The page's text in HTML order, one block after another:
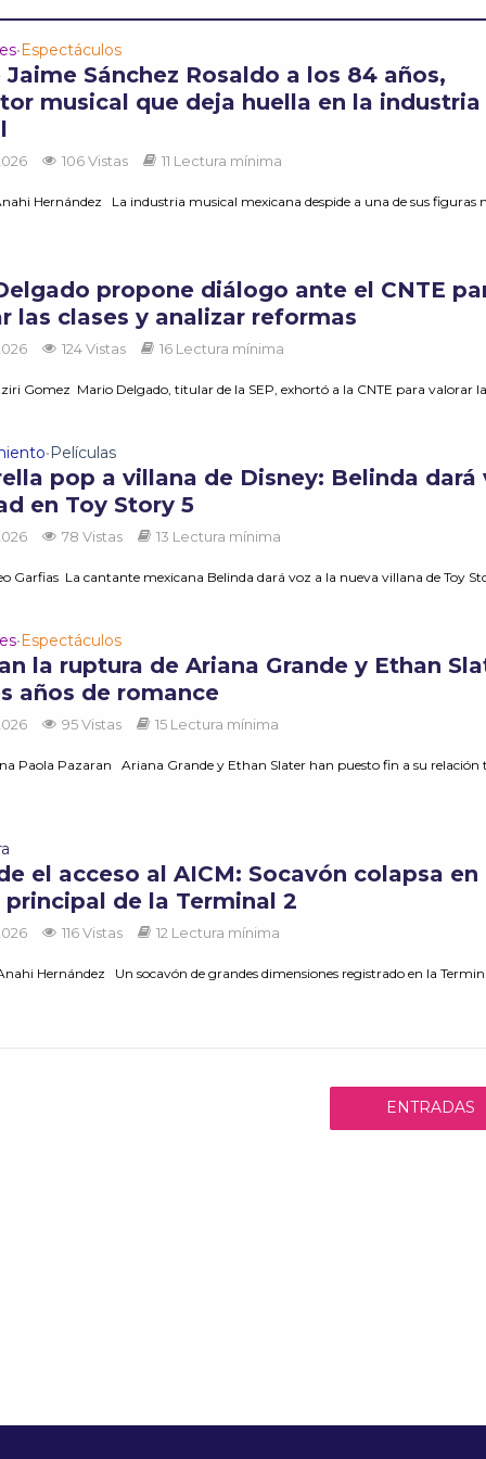
•Espectáculos
Jaime Sánchez Rosaldo a los 84 años,
musical que deja huella en la industria
106 Vistas 11 Lectura mínima
Hernández La industria musical mexicana despide a una de sus figuras
propone diálogo ante el CNTE
las clases y analizar reformas
124 Vistas 16 Lectura mínima
Gomez Mario Delgado, titular de la SEP, exhortó a la CNTE para valorar
•Películas
pop a villana de Disney: Belinda dará
en Toy Story 5
78 Vistas 13 Lectura mínima
Garfias La cantante mexicana Belinda dará voz a la nueva villana de Toy
•Espectáculos
la ruptura de Ariana Grande y Ethan
años de romance
95 Vistas 15 Lectura mínima
Paola Pazaran Ariana Grande y Ethan Slater han puesto fin a su relación
el acceso al AICM: Socavón colapsa en
principal de la Terminal 2
116 Vistas 12 Lectura mínima
Hernández Un socavón de grandes dimensiones registrado en la
ENTRADAS